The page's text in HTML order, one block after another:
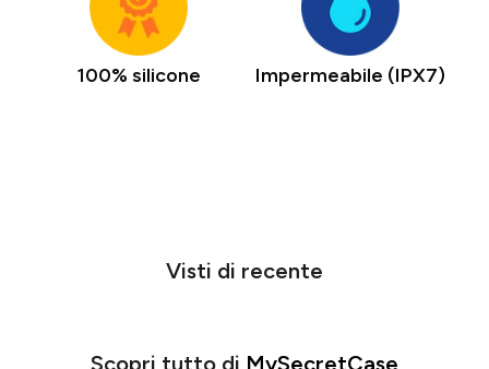
100% silicone Impermeabile (IPX7)
Visti di recente
Scopri tutto di MySecretCase